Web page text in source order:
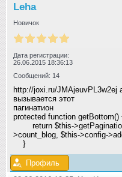
Leha
Новичок
Дата регистрации:
26.06.2015 18:36:13
Сообщений: 14
http://joxi.ru/JMAjeuvPL3w2ej
вызывается этот
пагинатион
protected function getBottom()
return $this-
>count_blog, $this->config-
}
Профиль